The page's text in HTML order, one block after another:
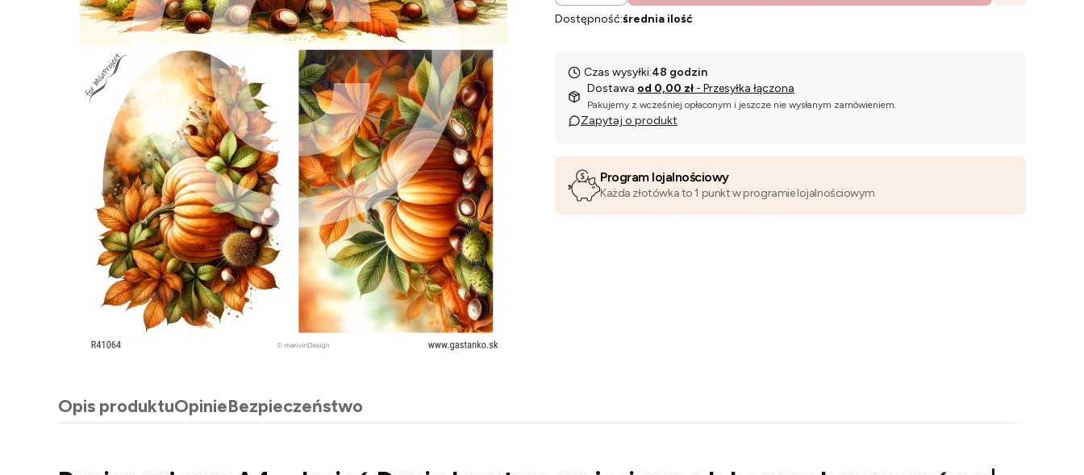
Dostępność:średnia ilość
Czas wysyłki:48 godzin
Dostawa od 0,00 zł - Przesyłka łączona
Pakujemy z wcześniej opłaconym i jeszcze nie wysłanym zamówieniem.
Zapytaj o produkt
Program lojalnościowy
Każda złotówka to 1 punkt w programie lojalnościowym
Opis produktuOpinieBezpieczeństwo